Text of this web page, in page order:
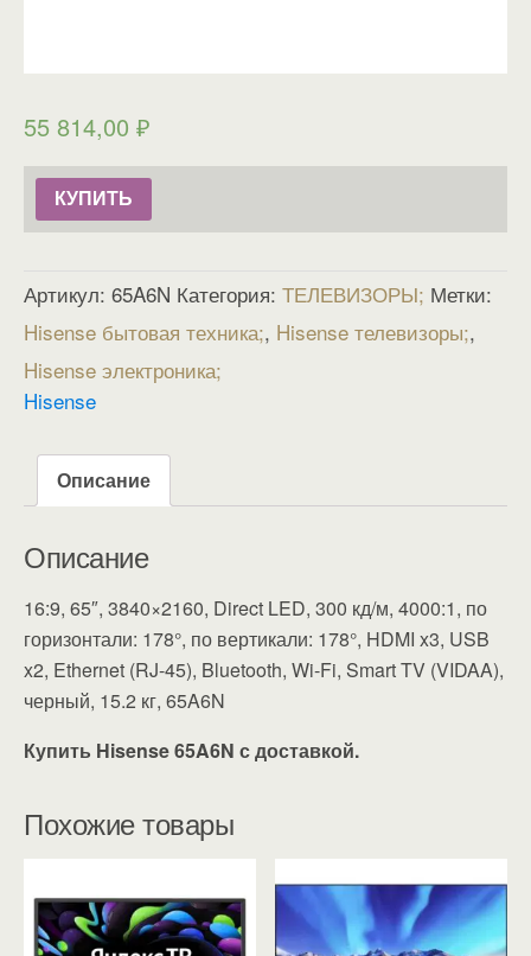
55 814,00 ₽
КУПИТЬ
Артикул: 65A6N Категория: ТЕЛЕВИЗОРЫ Метки:
Hisense бытовая техника , Hisense телевизоры ,
Hisense электроника
Hisense
Описание
Описание
16:9, 65″, 3840×2160, Direct LED, 300 кд/м, 4000:1, по
горизонтали: 178°, по вертикали: 178°, HDMI x3, USB
x2, Ethernet (RJ-45), Bluetooth, Wi-Fi, Smart TV (VIDAA),
черный, 15.2 кг, 65A6N
Купить Hisense 65A6N с доставкой.
Похожие товары